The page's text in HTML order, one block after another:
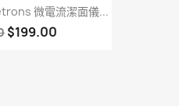
微電流潔面儀...
$199.00